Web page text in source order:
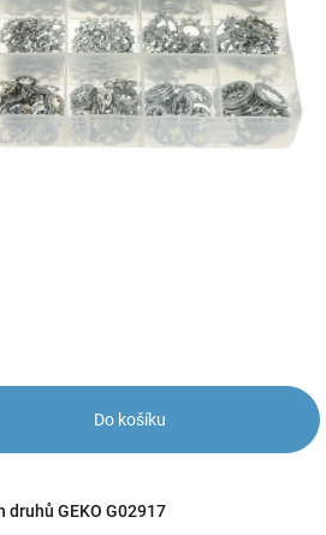
Do košíku
GEKO G02917